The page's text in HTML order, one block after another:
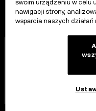
Firma OKX Europe
handlową OKX jest
kryptowalutami
kryptowalutowych
ustawy o rynkach
swoim urządzeniu w celu
nawigacji strony,
wsparcia naszych